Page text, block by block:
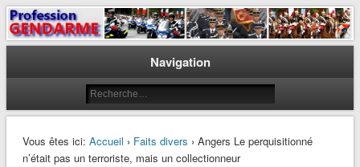
Profession Gendarme
Le journal des gendarmes
Navigation
Vous êtes ici: Accueil › Faits divers › Angers Le perquisitionné
n’était pas un terroriste, mais un collectionneur